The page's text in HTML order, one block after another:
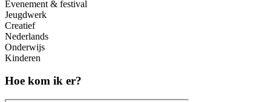
Evenement & festival
Jeugdwerk
Creatief
Nederlands
Onderwijs
Kinderen
Hoe kom ik er?